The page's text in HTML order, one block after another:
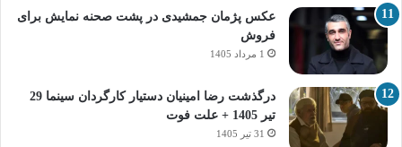
عکس پژمان جمشیدی در پشت صحنه نمایش برای
فروش
1 مرداد 1405
درگذشت رضا امینیان دستیار کارگردان سینما 29
تیر 1405 + علت فوت
31 تیر 1405